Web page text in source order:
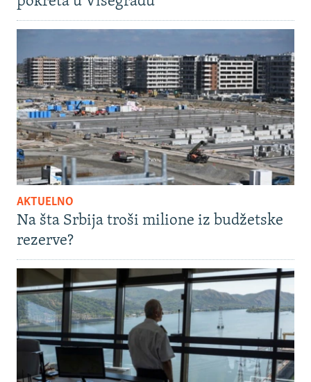
AKTUELNO
Na šta Srbija troši milione iz budžetske
rezerve?